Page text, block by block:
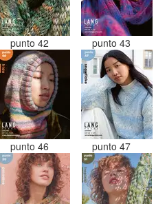
punto 42 punto 43
punto 46 punto 47